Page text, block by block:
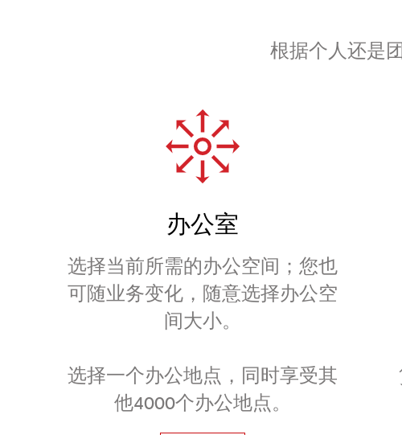
根据个人还是
办公室
选择当前所需的办公空间；您也
可随业务变化，随意选择办公空
间大小。
选择一个办公地点，同时享受其
他4000个办公地点。